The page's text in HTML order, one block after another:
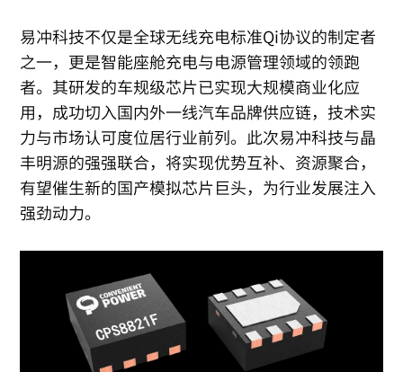
易冲科技不仅是全球无线充电标准Qi协议的制定者
之一，更是智能座舱充电与电源管理领域的领跑
者。其研发的车规级芯片已实现大规模商业化应
用，成功切入国内外一线汽车品牌供应链，技术实
力与市场认可度位居行业前列。此次易冲科技与晶
丰明源的强强联合，将实现优势互补、资源聚合，
有望催生新的国产模拟芯片巨头，为行业发展注入
强劲动力。